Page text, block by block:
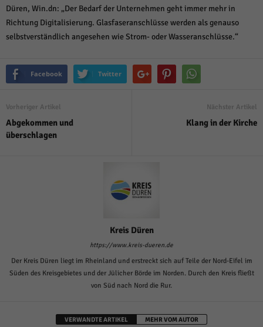
Düren, Win.dn: „Der Bedarf der Unternehmen geht immer mehr in
Richtung Digitalisierung. Glasfaseranschlüsse werden als genauso
selbstverständlich angesehen wie Strom- oder Wasseranschlüsse.“
Facebook Twitter
Vorheriger Artikel
Abgekommen und
überschlagen
Nächster Artikel
Klang in der Kirche
Kreis Düren
https://www.kreis-dueren.de
Der Kreis Düren liegt im Rheinland und erstreckt sich auf Teile der Nord-Eifel im
Süden des Kreisgebietes und der Jülicher Börde im Norden. Durch den Kreis fließt
von Süd nach Nord die Rur.
VERWANDTE ARTIKEL MEHR VOM AUTOR